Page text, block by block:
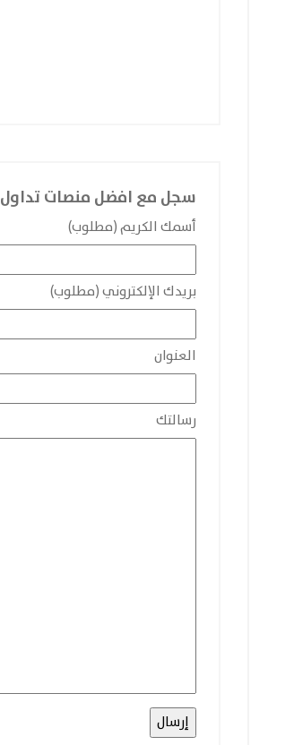
سجل مع افضل منصات تداول
أسمك الكريم (مطلوب)
بريدك الإلكتروني (مطلوب)
العنوان
رسالتك